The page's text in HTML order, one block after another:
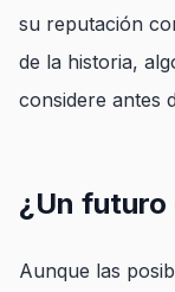
su reputación
de la historia,
considere antes
¿Un
Aunque las